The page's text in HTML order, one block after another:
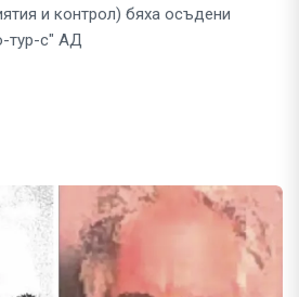
и контрол) бяха осъдени
тур-с" АД